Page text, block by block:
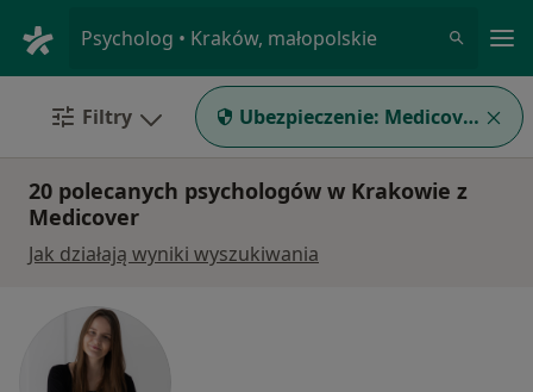
Psycholog • Kraków, małopolskie
Filtry Ubezpieczenie: Medicover
20 polecanych psychologów w Krakowie z
Medicover
Jak działają wyniki wyszukiwania